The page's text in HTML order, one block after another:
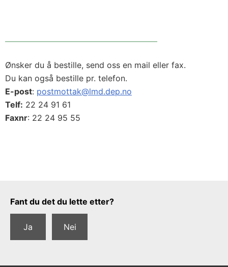
Ønsker du å bestille, send oss en mail eller fax.
Du kan også bestille pr. telefon.
E-post: postmottak@lmd.dep.no
Telf: 22 24 91 61
Faxnr: 22 24 95 55
Tilbakemeldingsskjema
Fant du det du lette etter?
Ja Nei